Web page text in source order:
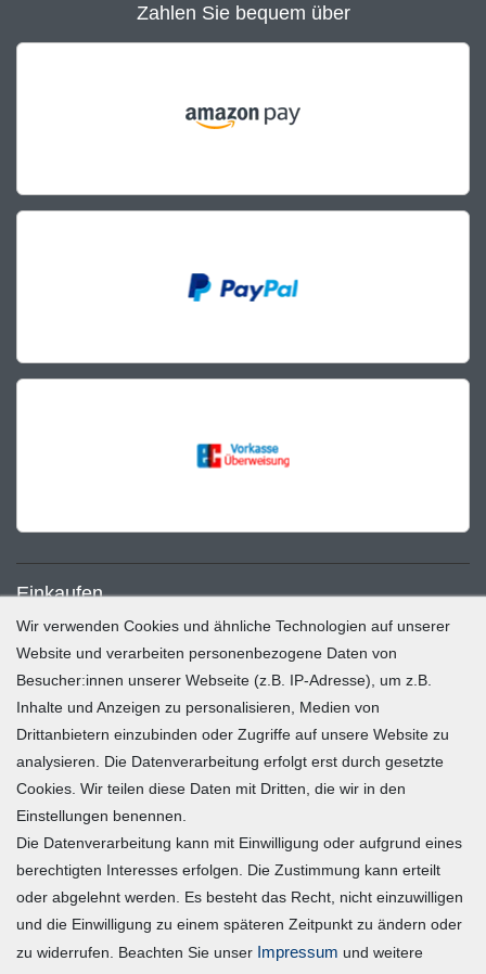
Zahlen Sie bequem über
Einkaufen
Zahlung und Versand
Widerrufsrecht
Warenkorb
Zur Kasse
Mein Konto
Registrieren
Login
Vertrag widerrufen
Wir verwenden Cookies und ähnliche Technologien auf unserer
Website und verarbeiten personenbezogene Daten von
Besucher:innen unserer Webseite (z.B. IP-Adresse), um z.B.
Inhalte und Anzeigen zu personalisieren, Medien von
Drittanbietern einzubinden oder Zugriffe auf unsere Website zu
analysieren. Die Datenverarbeitung erfolgt erst durch gesetzte
Cookies. Wir teilen diese Daten mit Dritten, die wir in den
Einstellungen benennen.
Die Datenverarbeitung kann mit Einwilligung oder aufgrund eines
berechtigten Interesses erfolgen. Die Zustimmung kann erteilt
oder abgelehnt werden. Es besteht das Recht, nicht einzuwilligen
und die Einwilligung zu einem späteren Zeitpunkt zu ändern oder
zu widerrufen. Beachten Sie unser Impressum und weitere